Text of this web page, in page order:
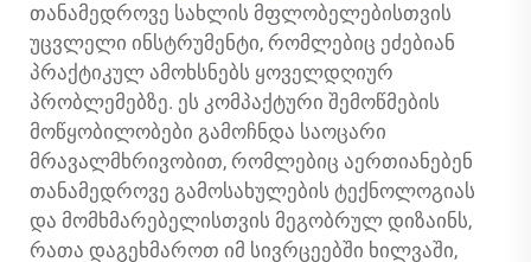
თანამედროვე სახლის მფლობელებისთვის
უცვლელი ინსტრუმენტი, რომლებიც ეძებიან
პრაქტიკულ ამოხსნებს ყოველდღიურ
პრობლემებზე. ეს კომპაქტური შემოწმების
მოწყობილობები გამოჩნდა საოცარი
მრავალმხრივობით, რომლებიც აერთიანებენ
თანამედროვე გამოსახულების ტექნოლოგიას
და მომხმარებელისთვის მეგობრულ დიზაინს,
რათა დაგეხმაროთ იმ სივრცეებში ხილვაში,